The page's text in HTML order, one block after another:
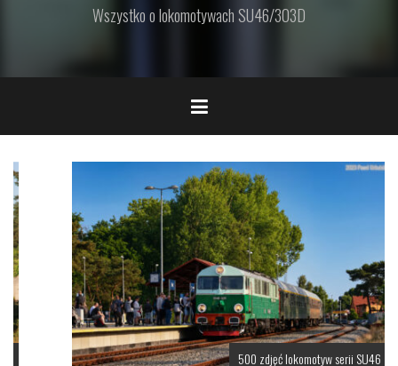
Wszystko o lokomotywach SU46/303D
500 zdjęć lokomotyw serii SU46